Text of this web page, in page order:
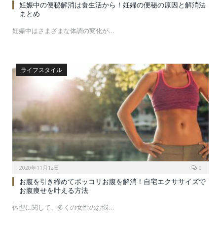
妊娠中の便秘解消は食生活から！妊婦の便秘の原因と解消法
まとめ
妊娠中はさまざまな体調の変化が…
ライフスタイル
2020年11月12日 0
お腹を引き締めてポッコリお腹を解消！自宅エクササイズで
お腹痩せを叶える方法
体型に関して、多くの女性のお悩…